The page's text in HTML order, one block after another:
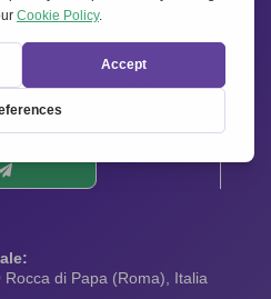
le ultime notizie dalla
di Papa (Roma), Italia